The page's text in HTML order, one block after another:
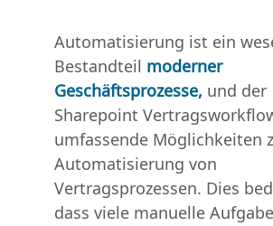
Automatisierung ist ein
Bestandteil moderner
Geschäftsprozesse, und der
Sharepoint
umfassende Möglichkeiten
Automatisierung von
Vertragsprozessen. Dies
dass viele manuelle